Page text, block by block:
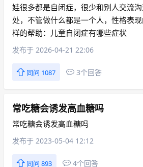
娃很多都是自闭症，很少和别人交流
处，不管做什么都是一个人，性格表
样的帮助：儿童自闭症有哪些症状
发布于 2026-04-21 22:06
同问 1087 3个回答
常吃糖会诱发高血糖吗
常吃糖会诱发高血糖吗
发布于 2023-05-04 12:12
同问 893 4个回答